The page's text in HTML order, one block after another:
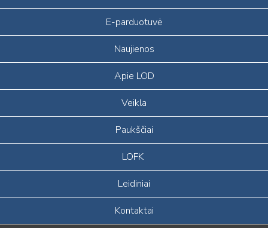
E-parduotuvė
Naujienos
Apie LOD
Veikla
Paukščiai
LOFK
Leidiniai
Kontaktai